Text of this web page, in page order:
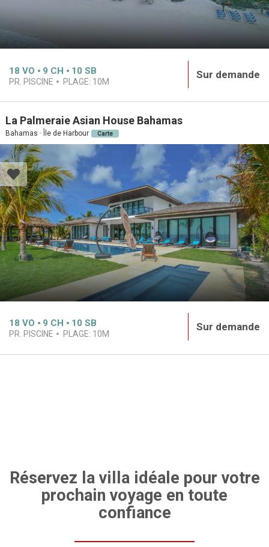
18 VO 9 CH 10 SB
PR. PISCINE PLAGE: 10M
Sur demande
La Palmeraie Asian House Bahamas
Bahamas · Île de Harbour Carte
18 VO 9 CH 10 SB
PR. PISCINE PLAGE: 10M
Sur demande
Réservez la villa idéale pour votre
prochain voyage en toute
confiance